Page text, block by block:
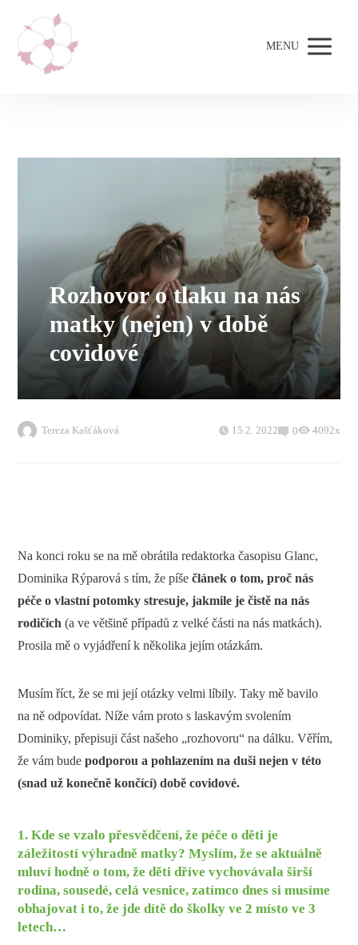
MENU
Rozhovor o tlaku na nás
matky (nejen) v době
covidové
Tereza Kašťáková 15.2. 2022 0 4092x
Na konci roku se na mě obrátila redaktorka časopisu Glanc,
Dominika Rýparová s tím, že píšečlánek o tom, proč nás
péče o vlastní potomky stresuje, jakmile je čistě na nás
rodičích (a ve většině případů z velké části na nás matkách).
Prosila mě o vyjádření k několika jejím otázkám.
Musím říct, že se mi její otázky velmi líbily. Taky mě bavilo
na ně odpovídat. Níže vám proto s laskavým svolením
Dominiky, přepisuji část našeho „rozhovoru“ na dálku. Věřím,
že vám budepodporou a pohlazením na duši nejen v této
(snad už konečně končící) době covidové.
1. Kde se vzalo přesvědčení, že péče o děti je
záležitostí výhradně matky? Myslím, že se aktuálně
mluví hodně o tom, že děti dříve vychovávala širší
rodina, sousedé, celá vesnice, zatímco dnes si musíme
obhajovat i to, že jde dítě do školky ve 2 místo ve 3
letech…